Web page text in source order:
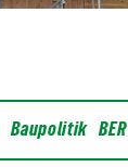
Baupolitik BER